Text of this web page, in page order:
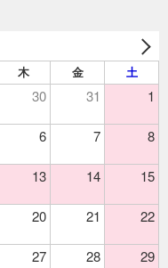
木 金 土
30 31 1
6 7 8
13 14 15
20 21 22
27 28 29